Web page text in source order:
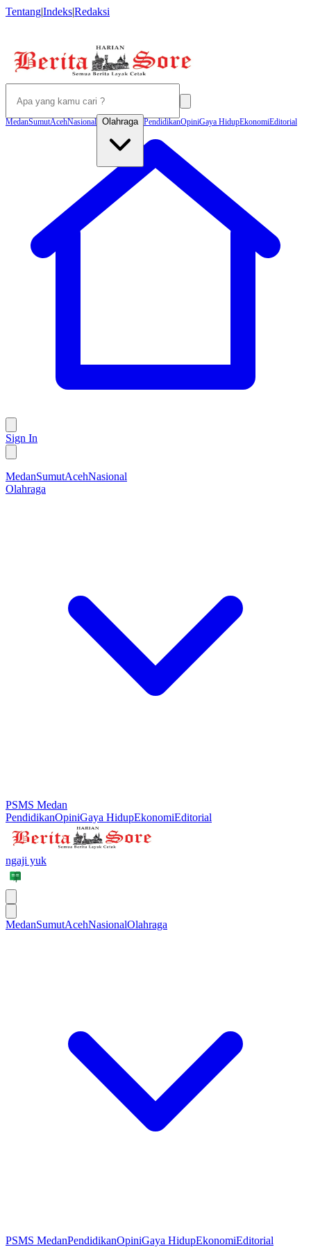
Tentang|Indeks|Redaksi
MedanSumutAcehNasional Olahraga PendidikanOpiniGaya HidupEkonomiEditorial
Sign In
MedanSumutAcehNasional
Olahraga
PSMS Medan
PendidikanOpiniGaya HidupEkonomiEditorial
ngaji yuk
MedanSumutAcehNasionalOlahraga
PSMS MedanPendidikanOpiniGaya HidupEkonomiEditorial